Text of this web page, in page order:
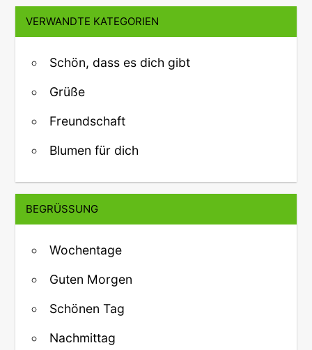
VERWANDTE KATEGORIEN
Schön, dass es dich gibt
Grüße
Freundschaft
Blumen für dich
BEGRÜSSUNG
Wochentage
Guten Morgen
Schönen Tag
Nachmittag